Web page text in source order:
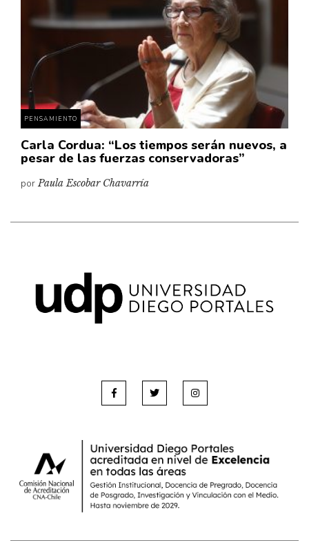
PENSAMIENTO
Carla Cordua: “Los tiempos serán nuevos, a
pesar de las fuerzas conservadoras”
porPaula Escobar Chavarría